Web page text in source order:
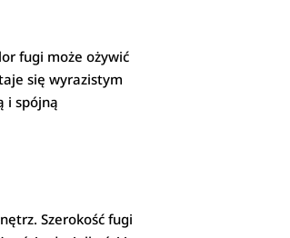
fugi może ożywić
się wyrazistym
i spójną
Szerokość fugi